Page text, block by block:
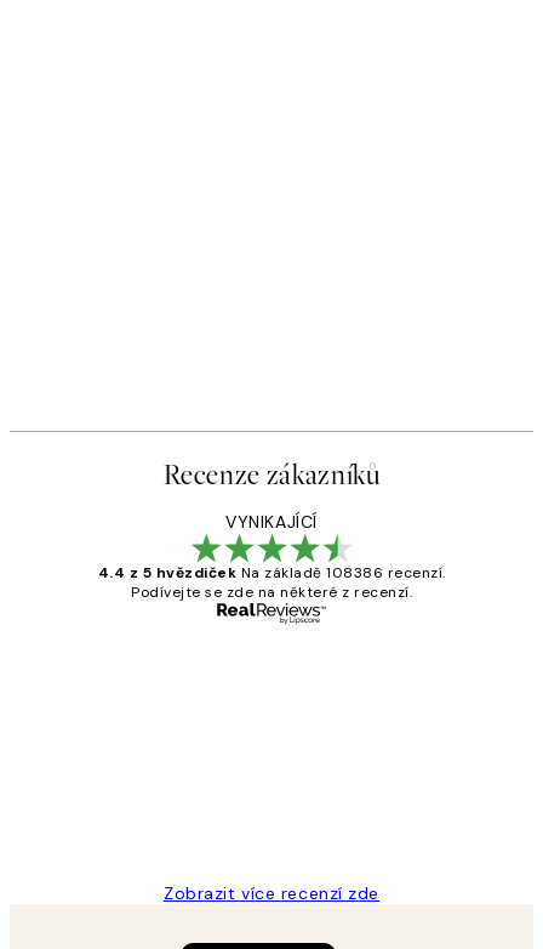
Recenze zákazníků
VYNIKAJÍCÍ
4.4 z 5 hvězdiček Na základě 108386 recenzí.
Podívejte se zde na některé z recenzí.
Zobrazit více recenzí zde